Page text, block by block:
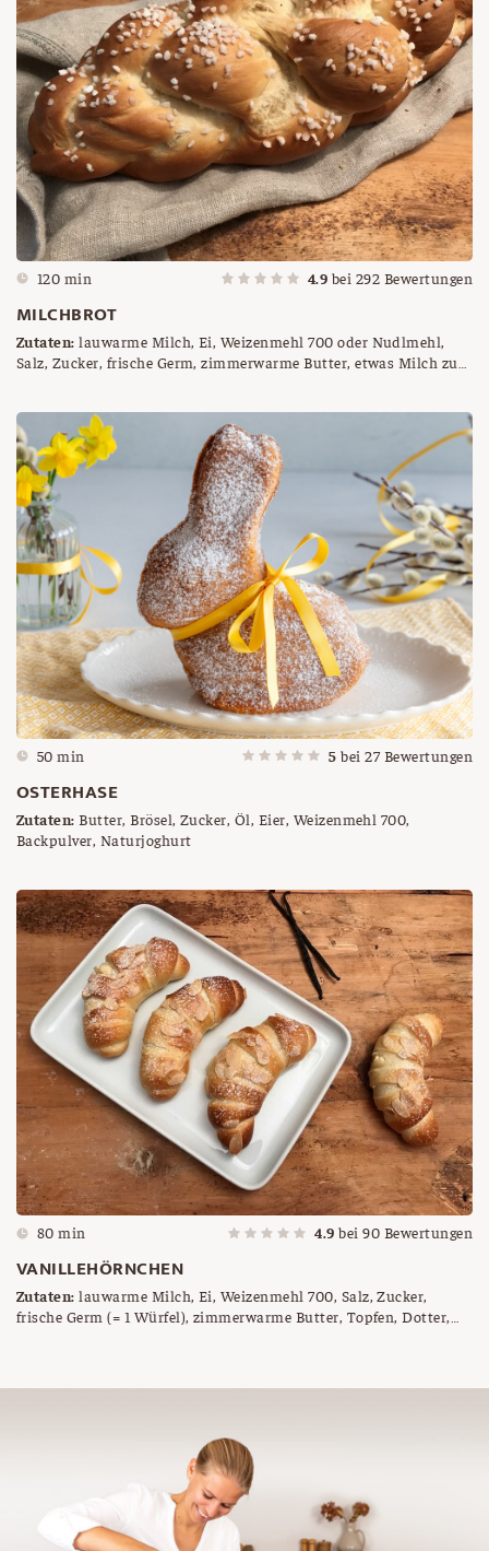
120 min 4.9 bei 292 Bewertungen
MILCHBROT
Zutaten: lauwarme Milch, Ei, Weizenmehl 700 oder Nudlmehl,
Salz, Zucker, frische Germ, zimmerwarme Butter, etwas Milch zum
50 min 5 bei27Bewertungen
OSTERHASE
Zutaten: Butter, Brösel, Zucker, Öl, Eier, Weizenmehl 700,
Backpulver, Naturjoghurt
80 min 4.9 bei90 Bewertungen
VANILLEHÖRNCHEN
Zutaten: lauwarme Milch, Ei, Weizenmehl 700, Salz, Zucker,
frische Germ (= 1 Würfel), zimmerwarme Butter, Topfen, Dotter,